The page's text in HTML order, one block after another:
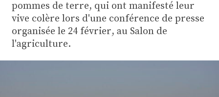
pommes de terre, qui ont manifesté leur
vive colère lors d'une conférence de presse
organisée le 24 février, au Salon de
l'agriculture.